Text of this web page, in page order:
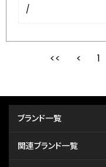
/
1
ブランド一覧
関連ブランド一覧